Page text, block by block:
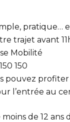
pratique…
trajet avant
Mobilité
150
pouvez profiter
l’entrée au
de 12 ans